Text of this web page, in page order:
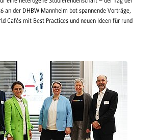
an der DHBW Mannheim bot spannende Vorträge,
Cafés mit Best Practices und neuen Ideen für rund